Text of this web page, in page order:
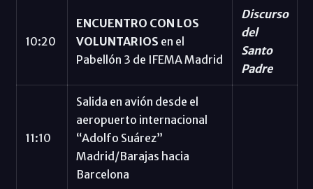
10:20
ENCUENTRO CON LOS
VOLUNTARIOS en el
Pabellón 3 de IFEMA Madrid
Discurso
del
Santo
Padre
11:10
Salida en avión desde el
aeropuerto internacional
“Adolfo Suárez”
Madrid/Barajas hacia
Barcelona